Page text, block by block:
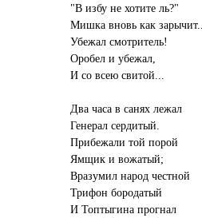
"В избу не хотите ль?"
Мишка вновь как зарычит...
Убежал смотритель!
Оробел и убежал,
И со всею свитой...
Два часа в санях лежал
Генерал сердитый.
Прибежали той порой
Ямщик и вожатый;
Вразумил народ честной
Трифон бородатый
И Топтыгина прогнал